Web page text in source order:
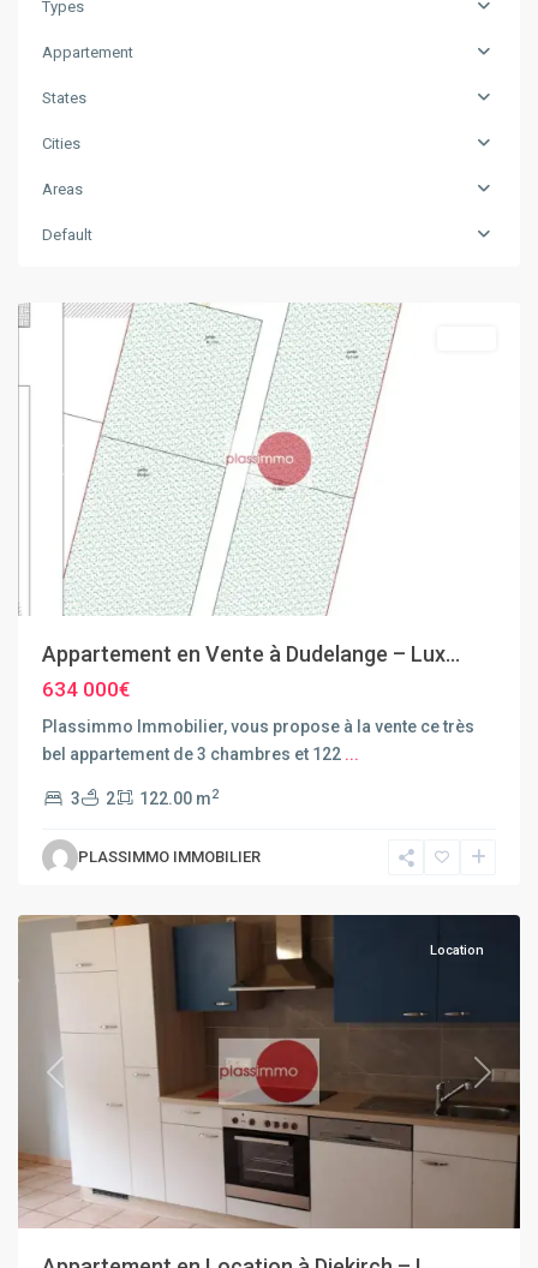
Types
Appartement
States
Cities
Areas
Default
Previous
Appartement en Vente à Dudelange – Lux...
634 000€
Plassimmo Immobilier, vous propose à la vente ce très
bel appartement de 3 chambres et 122 ...
3 2 122.00 m2
PLASSIMMO IMMOBILIER
Previous Next
Location